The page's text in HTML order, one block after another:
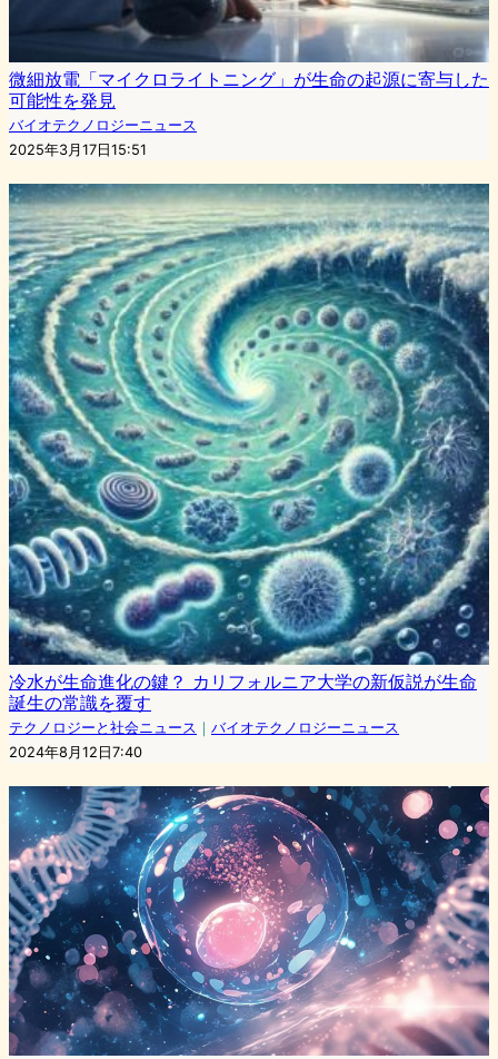
微細放電「マイクロライトニング」が生命の起源に寄与した
可能性を発見
バイオテクノロジーニュース
2025年3月17日15:51
冷水が生命進化の鍵？ カリフォルニア大学の新仮説が生命
誕生の常識を覆す
テクノロジーと社会ニュース ｜ バイオテクノロジーニュース
2024年8月12日7:40